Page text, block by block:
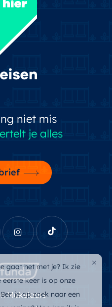
niet mis
je alles
Makelaars
×
gaat het met je? Ik zie
eerste keer is op onze
je op zoek naar een
woning? Hoe kan ik je